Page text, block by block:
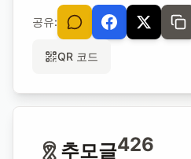
공유:
QR 코드
추모글426